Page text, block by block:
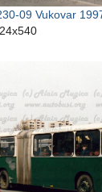
09 Vukovar